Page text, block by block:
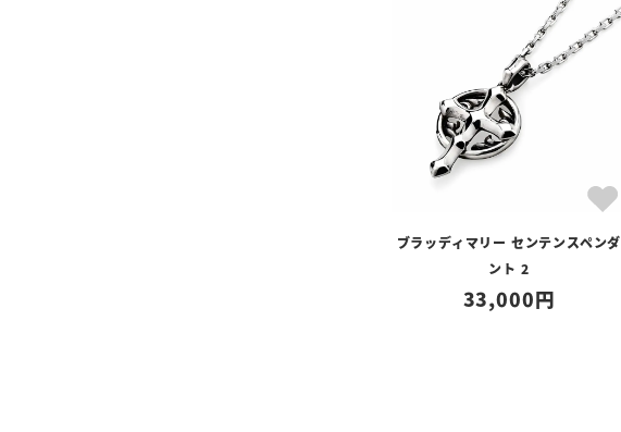
ブラッディマリー センテンスペンダ
ント 2
33,000